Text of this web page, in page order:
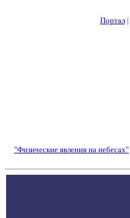
Портал|
"Физические явления на небесах"